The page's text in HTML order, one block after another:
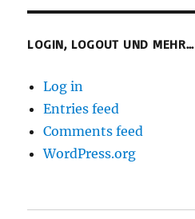
LOGIN, LOGOUT UND MEHR…
Log in
Entries feed
Comments feed
WordPress.org